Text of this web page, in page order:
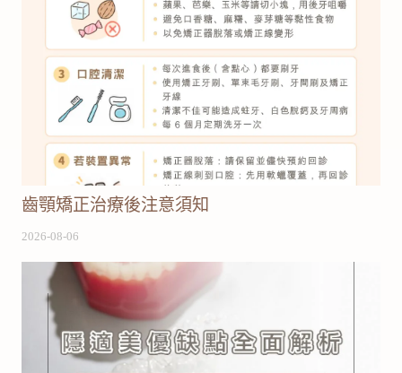
齒顎矯正治療後注意須知
2026-08-06